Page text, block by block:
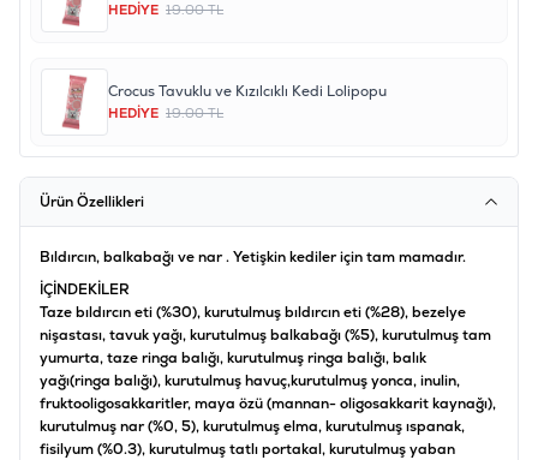
HEDİYE 19.00 TL
Crocus Tavuklu ve Kızılcıklı Kedi Lolipopu
HEDİYE 19.00 TL
Ürün Özellikleri
Bıldırcın, balkabağı ve nar . Yetişkin kediler için tam mamadır.
İÇİNDEKİLER
Taze bıldırcın eti (%30), kurutulmuş bıldırcın eti (%28), bezelye
nişastası, tavuk yağı, kurutulmuş balkabağı (%5), kurutulmuş tam
yumurta, taze ringa balığı, kurutulmuş ringa balığı, balık
yağı(ringa balığı), kurutulmuş havuç,kurutulmuş yonca, inulin,
fruktooligosakkaritler, maya özü (mannan- oligosakkarit kaynağı),
kurutulmuş nar (%0, 5), kurutulmuş elma, kurutulmuş ıspanak,
fisilyum (%0.3), kurutulmuş tatlı portakal, kurutulmuş yaban